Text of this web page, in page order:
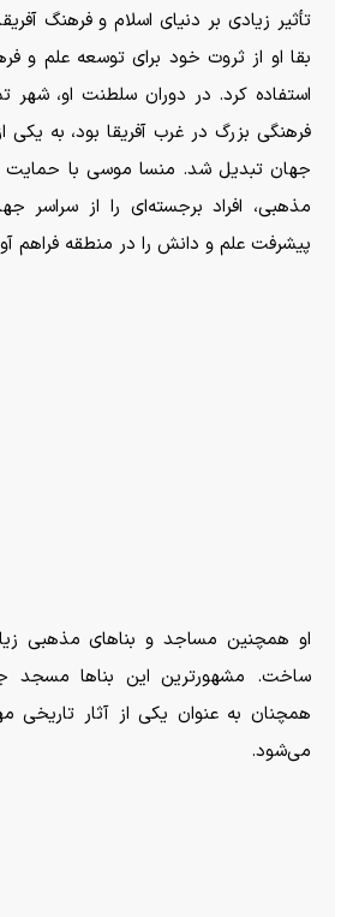
تأثیر زیادی بر دنیای اسلام و فرهنگ
بقا او از ثروت خود برای توسعه علم و
استفاده کرد. در دوران سلطنت او، شهر
فرهنگی بزرگ در غرب آفریقا بود، به یکی
جهان تبدیل شد. منسا موسی با حمایت
مذهبی، افراد برجسته‌ای را از سراسر
پیشرفت علم و دانش را در منطقه فراهم
او همچنین مساجد و بنا‌های مذهبی
ساخت. مشهورترین این بنا‌ها مسجد
همچنان به عنوان یکی از آثار تاریخی
می‌شود.